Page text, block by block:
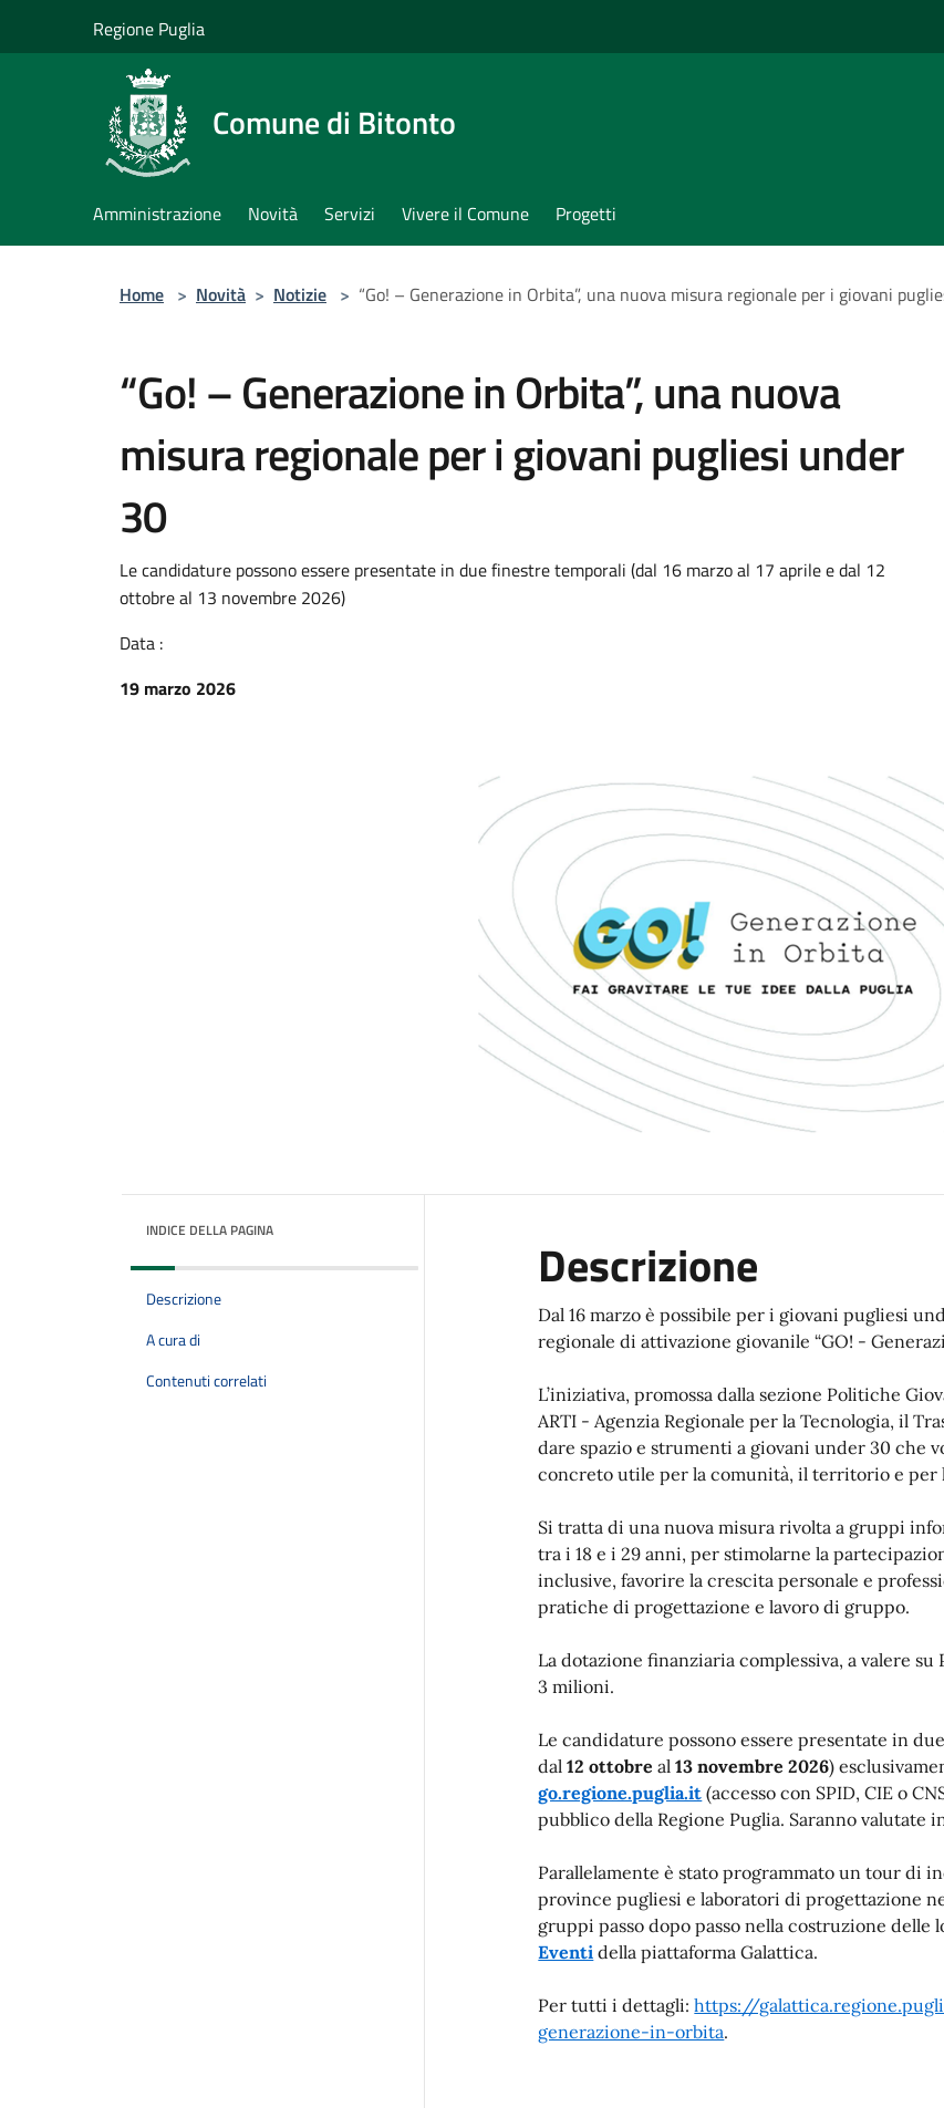
Regione Puglia
Comune di Bitonto
Amministrazione Novità Servizi Vivere il Comune Progetti
Home > Novità > Notizie > “Go! – Generazione in Orbita”, una nuova misura regionale per i giovani
“Go! – Generazione in Orbita”, una nuova
misura regionale per i giovani pugliesi under
30
Le candidature possono essere presentate in due finestre temporali (dal 16 marzo al 17 aprile e dal 12
ottobre al 13 novembre 2026)
Data :
19 marzo 2026
INDICE DELLA PAGINA
Descrizione
A cura di
Contenuti correlati
Descrizione
Dal 16 marzo è possibile per i giovani pugliesi
regionale di attivazione giovanile “GO! -
L’iniziativa, promossa dalla sezione Politiche
ARTI - Agenzia Regionale per la Tecnologia, il
dare spazio e strumenti a giovani under 30 che
concreto utile per la comunità, il territorio e per
Si tratta di una nuova misura rivolta a gruppi
tra i 18 e i 29 anni, per stimolarne la
inclusive, favorire la crescita personale e
pratiche di progettazione e lavoro di gruppo.
La dotazione finanziaria complessiva, a valere su
3 milioni.
Le candidature possono essere presentate in
dal12 ottobre al13 novembre 2026)
go.regione.puglia.it (accesso con SPID, CIE o
pubblico della Regione Puglia. Saranno valutate
Parallelamente è stato programmato un tour
province pugliesi e laboratori di progettazione
gruppi passo dopo passo nella costruzione
Eventi della piattaforma Galattica.
Per tutti i dettagli:https://
generazione-in-orbita.